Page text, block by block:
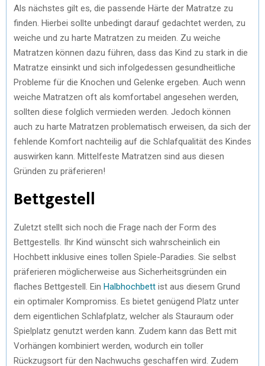
Als nächstes gilt es, die passende Härte der Matratze zu
finden. Hierbei sollte unbedingt darauf gedachtet werden, zu
weiche und zu harte Matratzen zu meiden. Zu weiche
Matratzen können dazu führen, dass das Kind zu stark in die
Matratze einsinkt und sich infolgedessen gesundheitliche
Probleme für die Knochen und Gelenke ergeben. Auch wenn
weiche Matratzen oft als komfortabel angesehen werden,
sollten diese folglich vermieden werden. Jedoch können
auch zu harte Matratzen problematisch erweisen, da sich der
fehlende Komfort nachteilig auf die Schlafqualität des Kindes
auswirken kann. Mittelfeste Matratzen sind aus diesen
Gründen zu präferieren!
Bettgestell
Zuletzt stellt sich noch die Frage nach der Form des
Bettgestells. Ihr Kind wünscht sich wahrscheinlich ein
Hochbett inklusive eines tollen Spiele-Paradies. Sie selbst
präferieren möglicherweise aus Sicherheitsgründen ein
flaches Bettgestell. Ein Halbhochbett ist aus diesem Grund
ein optimaler Kompromiss. Es bietet genügend Platz unter
dem eigentlichen Schlafplatz, welcher als Stauraum oder
Spielplatz genutzt werden kann. Zudem kann das Bett mit
Vorhängen kombiniert werden, wodurch ein toller
Rückzugsort für den Nachwuchs geschaffen wird. Zudem